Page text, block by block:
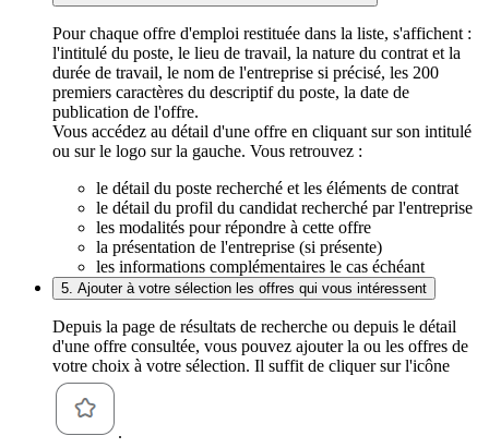
Pour chaque offre d'emploi restituée dans la liste, s'affichent :
l'intitulé du poste, le lieu de travail, la nature du contrat et la
durée de travail, le nom de l'entreprise si précisé, les 200
premiers caractères du descriptif du poste, la date de
publication de l'offre.
Vous accédez au détail d'une offre en cliquant sur son intitulé
ou sur le logo sur la gauche. Vous retrouvez :
le détail du poste recherché et les éléments de contrat
le détail du profil du candidat recherché par l'entreprise
les modalités pour répondre à cette offre
la présentation de l'entreprise (si présente)
les informations complémentaires le cas échéant
5. Ajouter à votre sélection les offres qui vous intéressent
Depuis la page de résultats de recherche ou depuis le détail
d'une offre consultée, vous pouvez ajouter la ou les offres de
votre choix à votre sélection. Il suffit de cliquer sur l'icône
.